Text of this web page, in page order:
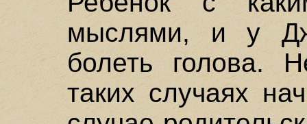
мыслями, и у
болеть голова.
таких случаях